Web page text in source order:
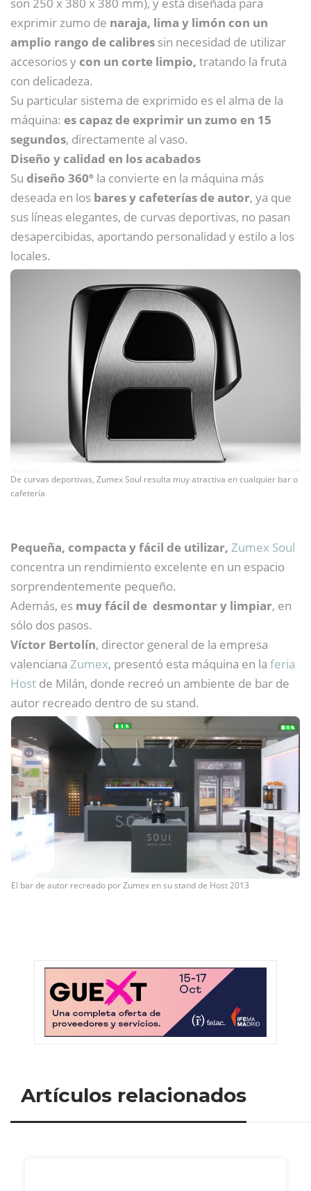
son 250 x 380 x 380 mm), y está diseñada para
exprimir zumo de naraja, lima y limón con un
amplio rango de calibres sin necesidad de utilizar
accesorios ycon un corte limpio, tratando la fruta
con delicadeza.
Su particular sistema de exprimido es el alma de la
máquina: es capaz de exprimir un zumo en 15
segundos, directamente al vaso.
Diseño y calidad en los acabados
Su diseño 360º la convierte en la máquina más
deseada en los bares y cafeterías de autor, ya que
sus líneas elegantes, de curvas deportivas, no pasan
desapercibidas, aportando personalidad y estilo a los
locales.
De curvas deportivas, Zumex Soul resulta muy atractiva en cualquier bar o
cafetería
Pequeña, compacta y fácil de utilizar, Zumex Soul
concentra un rendimiento excelente en un espacio
sorprendentemente pequeño.
Además, es muy fácil de desmontar y limpiar, en
sólo dos pasos.
Víctor Bertolín, director general de la empresa
valenciana Zumex, presentó esta máquina en la feria
Host de Milán, donde recreó un ambiente de bar de
autor recreado dentro de su stand.
El bar de autor recreado por Zumex en su stand de Host 2013
Artículos relacionados